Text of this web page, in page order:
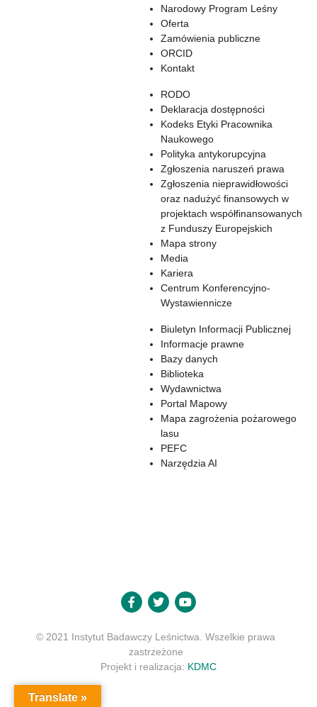
Narodowy Program Leśny
Oferta
Zamówienia publiczne
ORCID
Kontakt
RODO
Deklaracja dostępności
Kodeks Etyki Pracownika
Naukowego
Polityka antykorupcyjna
Zgłoszenia naruszeń prawa
Zgłoszenia nieprawidłowości
oraz nadużyć finansowych w
projektach współfinansowanych
z Funduszy Europejskich
Mapa strony
Media
Kariera
Centrum Konferencyjno-
Wystawiennicze
Biuletyn Informacji Publicznej
Informacje prawne
Bazy danych
Biblioteka
Wydawnictwa
Portal Mapowy
Mapa zagrożenia pożarowego
lasu
PEFC
Narzędzia AI
© 2021 Instytut Badawczy Leśnictwa. Wszelkie prawa
zastrzeżone
Projekt i realizacja: KDMC
Translate »